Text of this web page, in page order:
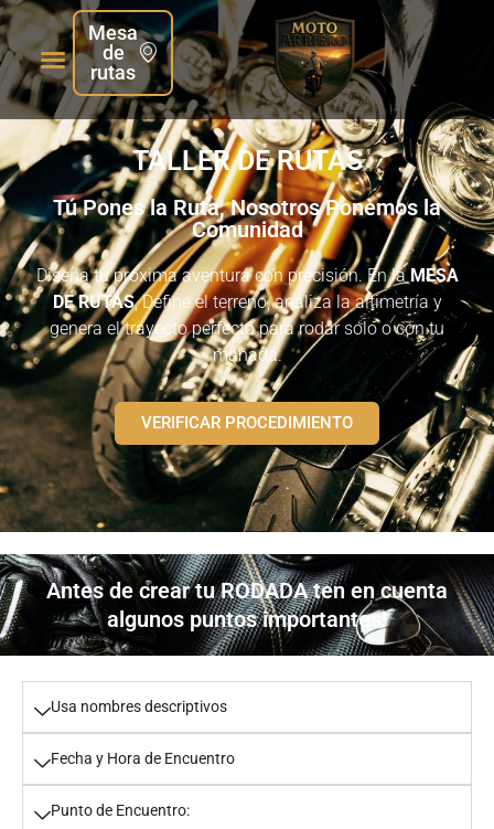
Mesa
de
rutas
TALLER DE RUTAS
Tú Pones la Ruta, Nosotros Ponemos la
Comunidad
Diseña tu próxima aventura con precisión. En la MESA
DE RUTAS, Define el terreno, analiza la altimetría y
genera el trayecto perfecto para rodar solo o con tu
manada.
VERIFICAR PROCEDIMIENTO
Antes de crear tu RODADA ten en cuenta
algunos puntos importantes!
Usa nombres descriptivos
Fecha y Hora de Encuentro
Punto de Encuentro: